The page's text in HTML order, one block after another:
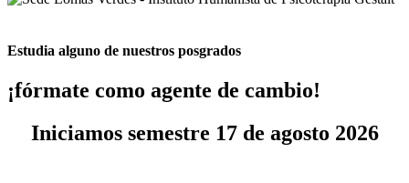
Estudia alguno de nuestros posgrados
¡fórmate como agente de cambio!
Iniciamos semestre 17 de agosto 2026